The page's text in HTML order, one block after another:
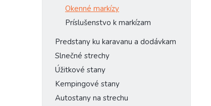
Okenné markízy
Príslušenstvo k markízam
Predstany ku karavanu a dodávkam
Slnečné strechy
Úžitkové stany
Kempingové stany
Autostany na strechu